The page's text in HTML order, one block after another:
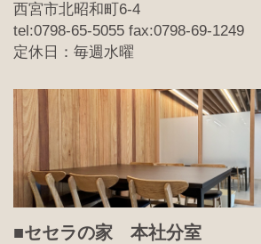
西宮市北昭和町6-4
tel:0798-65-5055 fax:0798-69-1249
定休日：毎週水曜
■セセラの家 本社分室